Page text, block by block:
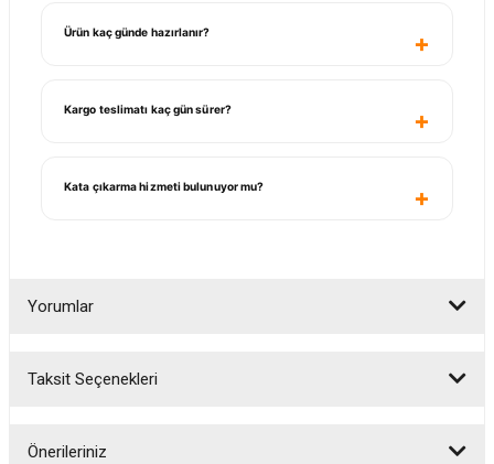
Ürün kaç günde hazırlanır?
Kargo teslimatı kaç gün sürer?
Kata çıkarma hizmeti bulunuyor mu?
Yorumlar
Bu ürüne ilk yorumu siz yapın!
Taksit Seçenekleri
Önerileriniz